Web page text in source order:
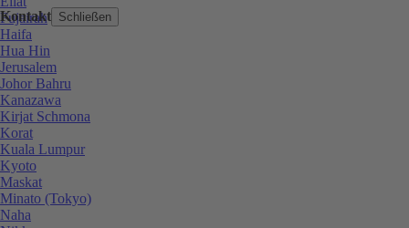
Kontakt Schließen
Fujairah
Haifa
Hua Hin
Jerusalem
Johor Bahru
Kanazawa
Kirjat Schmona
Korat
Kuala Lumpur
Kyoto
Maskat
Minato (Tokyo)
Naha